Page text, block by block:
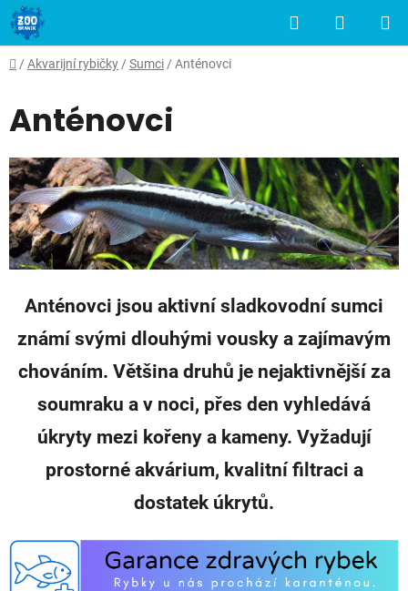
Přejít
na
obsah
Hledat
KOŠÍK
Domů
/ Akvarijní rybičky / Sumci / Anténovci
Anténovci
Anténovci jsou aktivní sladkovodní sumci
známí svými dlouhými vousky a zajímavým
chováním. Většina druhů je nejaktivnější za
soumraku a v noci, přes den vyhledává
úkryty mezi kořeny a kameny. Vyžadují
prostorné akvárium, kvalitní filtraci a
dostatek úkrytů.